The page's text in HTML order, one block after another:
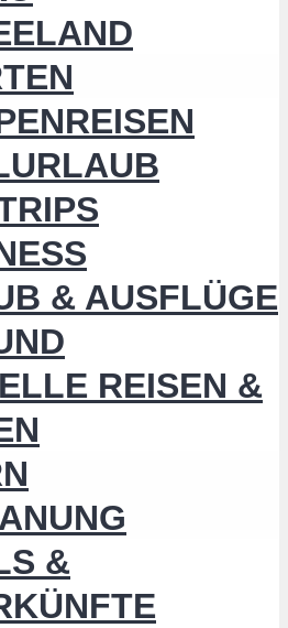
& AUSFLÜGE
REISEN &
&